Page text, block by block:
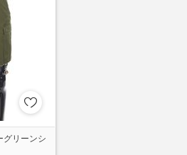
グリーンシ